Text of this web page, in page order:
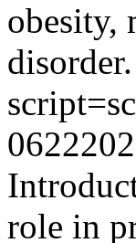
obesity,
disorder.
role in